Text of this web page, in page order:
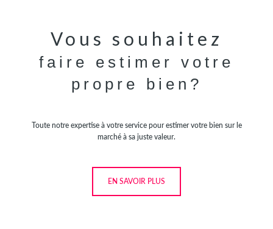
Vous souhaitez
faire estimer votre
propre bien?
Toute notre expertise à votre service pour estimer votre bien sur le
marché à sa juste valeur.
EN SAVOIR PLUS